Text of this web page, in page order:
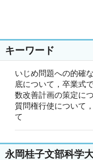
キーワード
いじめ問題への的確
底について，卒業式
数改善計画の策定に
質問権行使について
て
永岡桂子文部科学